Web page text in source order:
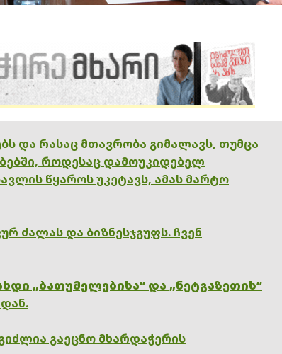
და რასაც მთავრობა გიმალავს, თუმცა
როდესაც დამოუკიდებელ
წყაროს უკეტავს, ამას მარტო
ძალას და ბიზნესჯგუფს. ჩვენ
„ბათუმელებისა“ და „ნეტგაზეთის“
გაეცნო მხარდაჭერის